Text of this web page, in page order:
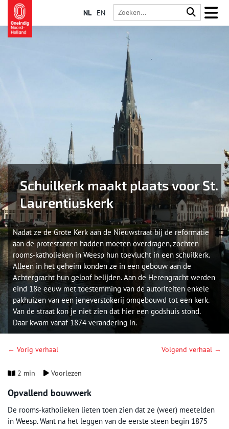
NL EN
Schuilkerk maakt plaats voor St.
Laurentiuskerk
Nadat ze de Grote Kerk aan de Nieuwstraat bij de reformatie
aan de protestanten hadden moeten overdragen, zochten
rooms-katholieken in Weesp hun toevlucht in een schuilkerk.
Alleen in het geheim konden ze in een gebouw aan de
Achtergracht hun geloof belijden. Aan de Herengracht werden
eind 18e eeuw met toestemming van de autoriteiten enkele
pakhuizen van een jeneverstokerij omgebouwd tot een kerk.
Van de straat kon je niet zien dat hier een godshuis stond.
Daar kwam vanaf 1874 verandering in.
← Vorig verhaal Volgend verhaal →
2 min Voorlezen
Opvallend bouwwerk
De rooms-katholieken lieten toen zien dat ze (weer) meetelden
in Weesp. Want na het leggen van de eerste steen begin 1875